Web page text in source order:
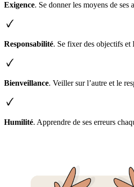
Exigence. Se donner les moyens de ses
Responsabilité. Se fixer des objectifs et
Bienveillance. Veiller sur l’autre et le
Humilité. Apprendre de ses erreurs